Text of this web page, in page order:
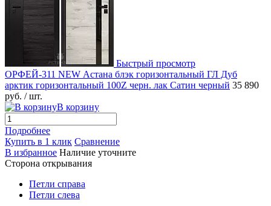
Быстрый просмотр
ОРФЕЙ-311 NEW Астана блэк горизонтальный ГЛ Дуб
арктик горизонтальный 100Z черн. лак Сатин черный 35 890
руб. / шт.
В корзину
Подробнее
Купить в 1 клик Сравнение
В избранное Наличие уточните
Сторона открывания
Петли справа
Петли слева